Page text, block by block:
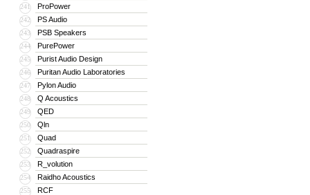
241 ProPower
242 PS Audio
243 PSB Speakers
244 PurePower
245 Purist Audio Design
246 Puritan Audio Laboratories
247 Pylon Audio
248 Q Acoustics
249 QED
250 Qln
251 Quad
252 Quadraspire
253 R_volution
254 Raidho Acoustics
255 RCF